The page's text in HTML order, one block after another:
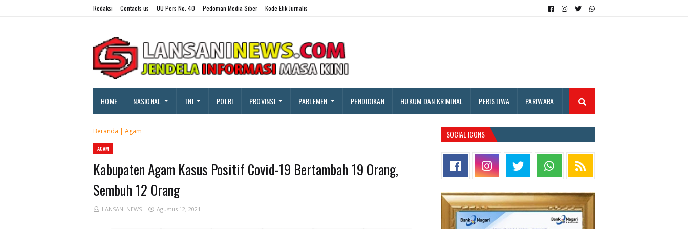
Redaksi Contacts us UU Pers No. 40 Pedoman Media Siber Kode Etik Jurnalis
HOME NASIONAL TNI POLRI PROVINSI PARLEMEN PENDIDIKAN HUKUM DAN KRIMINAL PERISTIWA PARIWARA
Beranda | Agam
AGAM
Kabupaten Agam Kasus Positif Covid-19 Bertambah 19 Orang,
Sembuh 12 Orang
LANSANI NEWS Agustus 12, 2021
SOCIAL ICONS